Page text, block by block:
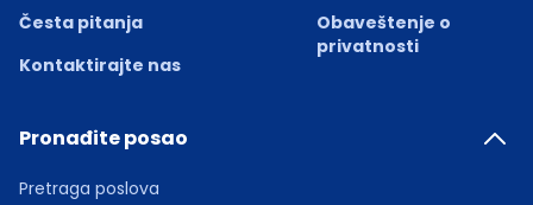
Česta pitanja
Kontaktirajte nas
Obaveštenje o
privatnosti
Pronađite posao
Pretraga poslova